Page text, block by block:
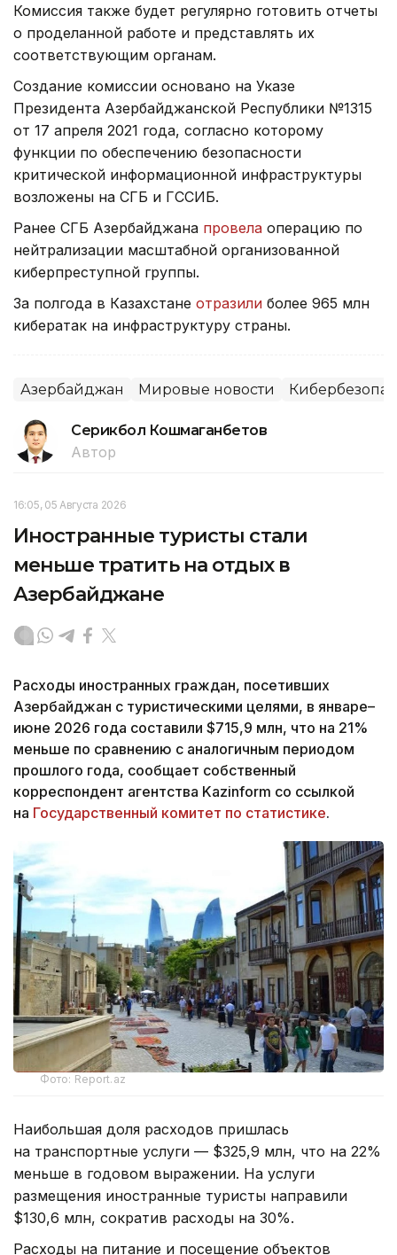
Комиссия также будет регулярно готовить отчеты
о проделанной работе и представлять их
соответствующим органам.
Создание комиссии основано на Указе
Президента Азербайджанской Республики №1315
от 17 апреля 2021 года, согласно которому
функции по обеспечению безопасности
критической информационной инфраструктуры
возложены на СГБ и ГССИБ.
Ранее СГБ Азербайджана провела операцию по
нейтрализации масштабной организованной
киберпреступной группы.
За полгода в Казахстане отразили более 965 млн
кибератак на инфраструктуру страны.
Азербайджан Мировые новости
Серикбол Кошмаганбетов
Автор
16:05, 05 Августа 2026
Иностранные туристы стали
меньше тратить на отдых в
Азербайджане
Расходы иностранных граждан, посетивших
Азербайджан с туристическими целями, в январе–
июне 2026 года составили $715,9 млн, что на 21%
меньше по сравнению с аналогичным периодом
прошлого года, сообщает собственный
корреспондент агентства Kazinform со ссылкой
на Государственный комитет по статистике.
Фото: Report.az
Наибольшая доля расходов пришлась
на транспортные услуги — $325,9 млн, что на 22%
меньше в годовом выражении. На услуги
размещения иностранные туристы направили
$130,6 млн, сократив расходы на 30%.
Расходы на питание и посещение объектов